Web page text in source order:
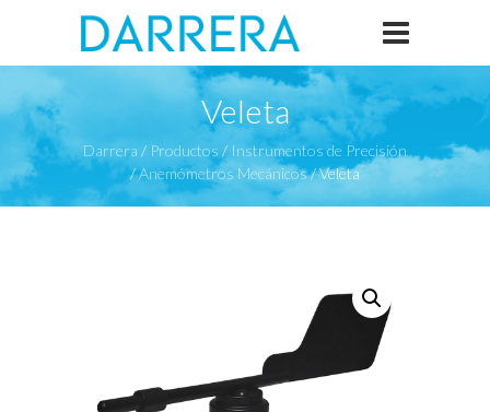
Veleta
Darrera / Productos/ Instrumentos de Precisión
/Anemómetros Mecánicos/Veleta